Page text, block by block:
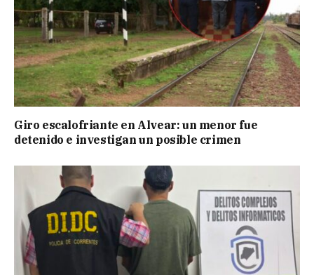
Giro escalofriante en Alvear: un menor fue
detenido e investigan un posible crimen